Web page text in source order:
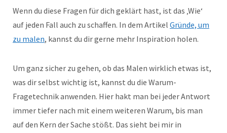
Wenn du diese Fragen für dich geklärt hast, ist das ‚Wie‘
auf jeden Fall auch zu schaffen. In dem Artikel Gründe, um
zu malen, kannst du dir gerne mehr Inspiration holen.
Um ganz sicher zu gehen, ob das Malen wirklich etwas ist,
was dir selbst wichtig ist, kannst du die Warum-
Fragetechnik anwenden. Hier hakt man bei jeder Antwort
immer tiefer nach mit einem weiteren Warum, bis man
auf den Kern der Sache stößt. Das sieht bei mir in